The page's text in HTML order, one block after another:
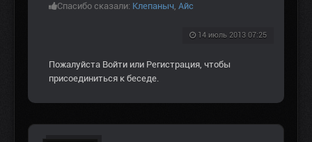
Спасибо сказали: Клепаныч, Aйс
14 июль 2013 07:25
Пожалуйста Войти или Регистрация, чтобы
присоединиться к беседе.